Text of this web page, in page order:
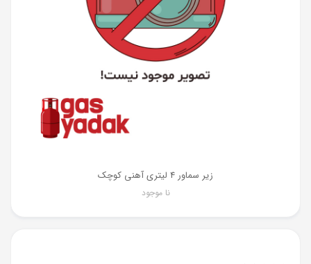
زیر سماور 4 لیتری آهنی کوچک
نا موجود